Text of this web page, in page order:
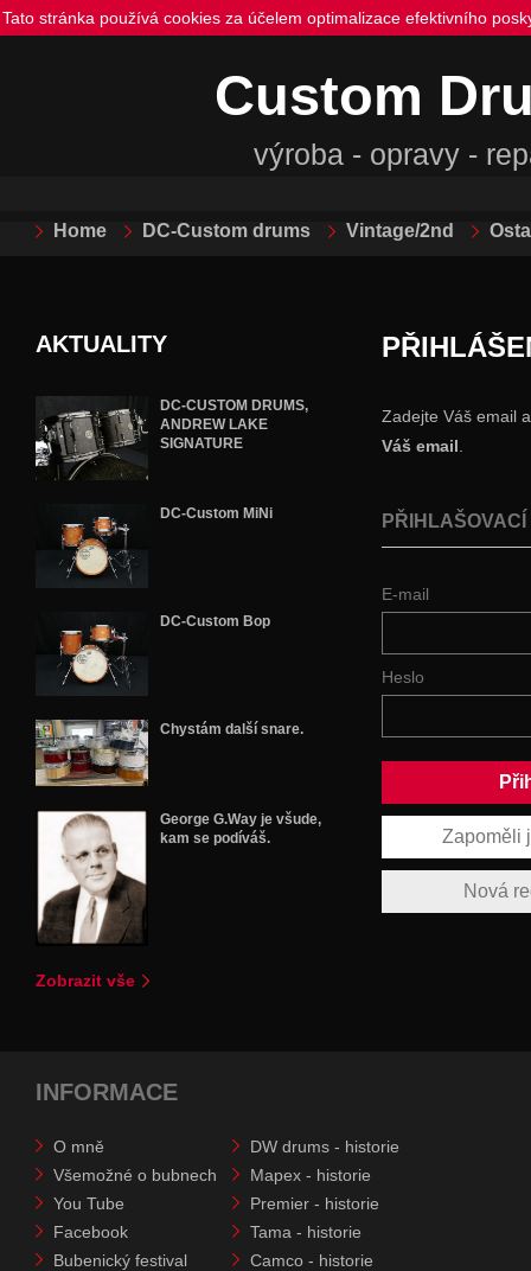
Tato stránka používá cookies za účelem optimalizace efektivního
Custom
výroba - opravy -
Home DC-Custom drums Vintage/2nd
AKTUALITY
DC-CUSTOM DRUMS,
ANDREW LAKE
SIGNATURE
DC-Custom MiNi
DC-Custom Bop
Chystám další snare.
George G.Way je všude,
kam se podíváš.
Zobrazit vše
Zadejte Váš email
Váš email
E-mail
Heslo
Zapoměli
Nová
INFORMACE
O mně
Všemožné o bubnech
You Tube
Facebook
Bubenický festival
DW drums - historie
Mapex - historie
Premier - historie
Tama - historie
Camco - historie